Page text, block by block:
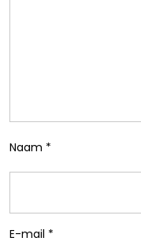
Naam *
E-mail *